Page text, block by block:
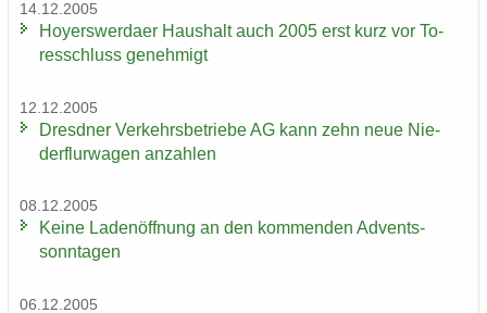
14.12.2005
Ho­yers­wer­da­er Haus­halt auch 2005 erst kurz vor To­
res­schluss ge­neh­migt
12.12.2005
Dresd­ner Ver­kehrs­be­trie­be AG kann zehn neue Nie­
der­flur­wa­gen an­zah­len
08.12.2005
Keine La­den­öff­nung an den kom­men­den Ad­vents­
sonn­ta­gen
06.12.2005